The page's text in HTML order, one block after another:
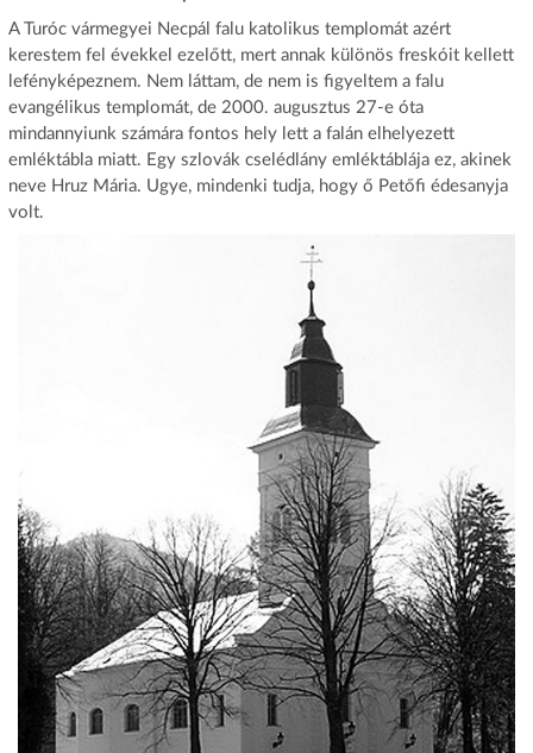
A Turóc vármegyei Necpál falu katolikus templomát azért
kerestem fel évekkel ezelőtt, mert annak különös freskóit kellett
lefényképeznem. Nem láttam, de nem is figyeltem a falu
evangélikus templomát, de 2000. augusztus 27-e óta
mindannyiunk számára fontos hely lett a falán elhelyezett
emléktábla miatt. Egy szlovák cselédlány emléktáblája ez, akinek
neve Hruz Mária. Ugye, mindenki tudja, hogy ő Petőfi édesanyja
volt.